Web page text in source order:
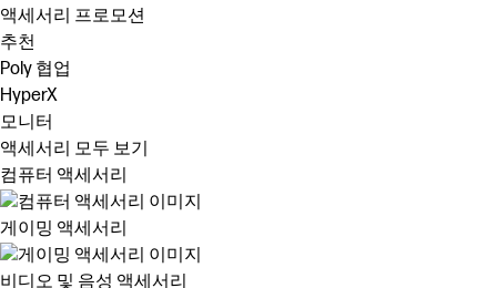
액세서리 프로모션
추천
Poly 협업
HyperX
모니터
액세서리 모두 보기
컴퓨터 액세서리
게이밍 액세서리
비디오 및 음성 액세서리